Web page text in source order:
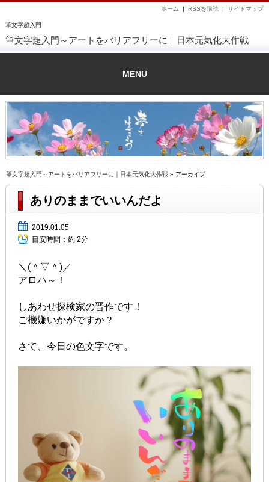
筆文字超入門
サイトマップ
RSSを購読 |
ホーム |
筆文字超入門～アートをバリアフリーに｜日本元気化大作戦
MENU
筆文字超入門～アートをバリアフリーに｜日本元気化大作戦 » アーカイブ
ありのままでいいんだよ
2019.01.05
目安時間： 約 2分
＼(＾▽＾)／
アロハ～！
しあわせ探検家の晋作です！
ご機嫌いかがですか？
さて、今日の色文字です。